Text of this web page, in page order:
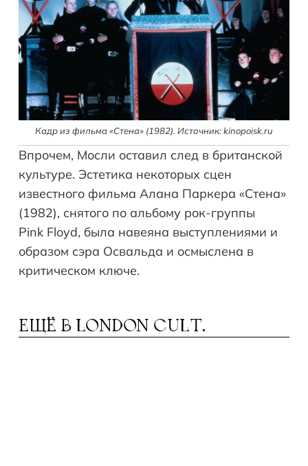
Кадр из фильма «Стена» (1982). Источник: kinopoisk.ru
Впрочем, Мосли оставил след в британской
культуре. Эстетика некоторых сцен
известного фильма Алана Паркера «Стена»
(1982), снятого по альбому рок-группы
Pink Floyd, была навеяна выступлениями и
образом сэра Освальда и осмыслена в
критическом ключе.
ЕЩЁ В LONDON CULT.